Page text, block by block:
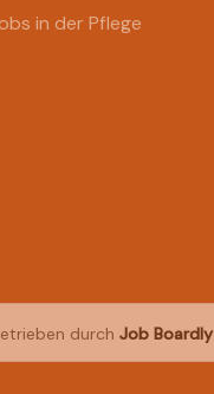
in der Pflege
durch Job Boardly